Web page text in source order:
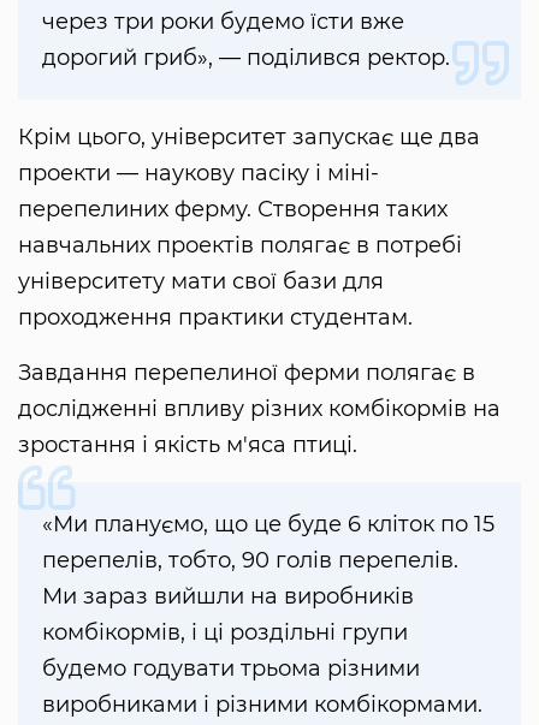
через три роки будемо їсти вже
дорогий гриб», — поділився ректор.
Крім цього, університет запускає ще два
проекти — наукову пасіку і міні-
перепелиних ферму. Створення таких
навчальних проектів полягає в потребі
університету мати свої бази для
проходження практики студентам.
Завдання перепелиної ферми полягає в
дослідженні впливу різних комбікормів на
зростання і якість м'яса птиці.
«Ми плануємо, що це буде 6 кліток по 15
перепелів, тобто, 90 голів перепелів.
Ми зараз вийшли на виробників
комбікормів, і ці роздільні групи
будемо годувати трьома різними
виробниками і різними комбікормами.